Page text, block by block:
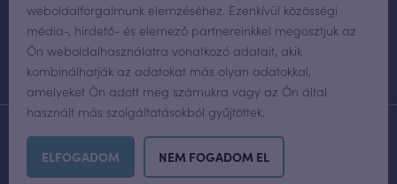
weboldalforgalmunk elemzéséhez. Ezenkívül közösségi
média-, hirdető- és elemező partnereinkkel megosztjuk az
Ön weboldalhasználatra vonatkozó adatait, akik
kombinálhatják az adatokat más olyan adatokkal,
amelyeket Ön adott meg számukra vagy az Ön által
használt más szolgáltatásokból gyűjtöttek.
ELFOGADOM NEM FOGADOM EL
WEBOLDAL TERVEZÉS ÉS FEJLESZTÉS: PLUS CREATIVE AGENCY
MINDEN JOG FENNTARTVA © 2026 HORMONMENTES.HU